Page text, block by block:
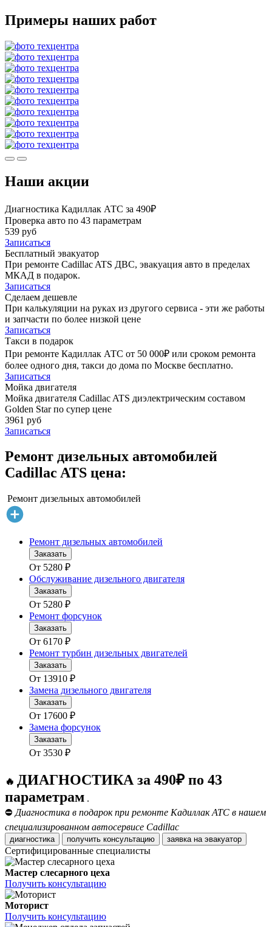
Примеры наших работ
Наши акции
Диагностика Кадиллак АТС за 490₽
Проверка авто по 43 параметрам
539 руб
Записаться
Бесплатный эвакуатор
При ремонте Cadillac ATS ДВС, эвакуация авто в пределах
МКАД в подарок.
Записаться
Сделаем дешевле
При калькуляции на руках из другого сервиса - эти же работы
и запчасти по более низкой цене
Записаться
Такси в подарок
При ремонте Кадиллак АТС от 50 000₽ или сроком ремонта
более одного дня, такси до дома по Москве бесплатно.
Записаться
Мойка двигателя
Мойка двигателя Cadillac ATS диэлектрическим составом
Golden Star по супер цене
3961 руб
Записаться
Ремонт дизельных автомобилей
Cadillac ATS цена:
Ремонт дизельных автомобилей
Ремонт дизельных автомобилей
Заказать
От 5280 ₽
Обслуживание дизельного двигателя
Заказать
От 5280 ₽
Ремонт форсунок
Заказать
От 6170 ₽
Ремонт турбин дизельных двигателей
Заказать
От 13910 ₽
Замена дизельного двигателя
Заказать
От 17600 ₽
Замена форсунок
Заказать
От 3530 ₽
🔥 ДИАГНОСТИКА за 490₽ по 43
параметрам .
⛔ Диагностика в подарок при ремонте Кадиллак АТС в нашем
специализированном автосервисе Cadillac
диагностика получить консультацию заявка на эвакуатор
Сертифицированные специалисты
Мастер слесарного цеха
Получить консультацию
Моторист
Получить консультацию